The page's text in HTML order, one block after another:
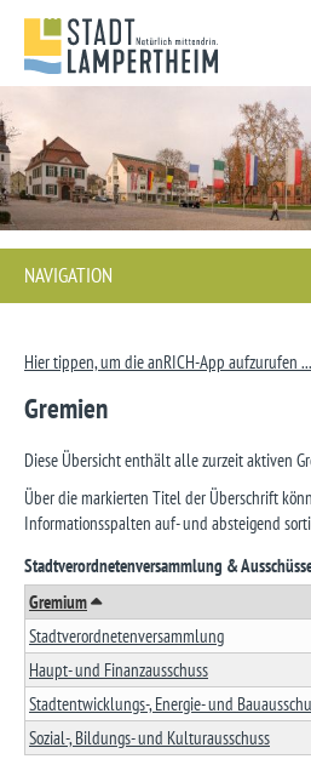
NAVIGATION
Hier tippen, um die anRICH-App aufzurufen ...
Gremien
Diese Übersicht enthält alle zurzeit aktiven
Über die markierten Titel der Überschrift
Informationsspalten auf- und absteigend
Stadtverordnetenversammlung &
Gremium
Stadtverordnetenversammlung
Haupt- und Finanzausschuss
Stadtentwicklungs-, Energie- und
Sozial-, Bildungs- und Kulturausschuss